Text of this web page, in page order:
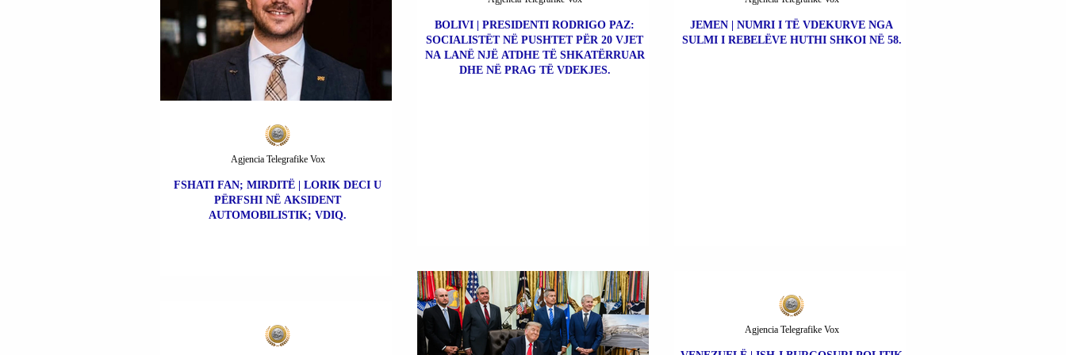
FSHATI FAN; MIRDITË | LORIK DECI U
PËRFSHI NË AKSIDENT
AUTOMOBILISTIK; VDIQ.
Agjencia Telegrafike Vox
BOLIVI | PRESIDENTI RODRIGO PAZ:
SOCIALISTËT NË PUSHTET PËR 20 VJET
NA LANË NJË ATDHE TË SHKATËRRUAR
DHE NË PRAG TË VDEKJES.
JEMEN | NUMRI I TË VDEKURVE NGA
SULMI I REBELËVE HUTHI SHKOI NË 58.
Agjencia Telegrafike Vox